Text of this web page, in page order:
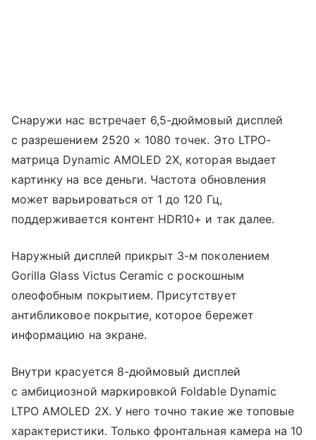
Снаружи нас встречает 6,5-дюймовый дисплей
с разрешением 2520 × 1080 точек. Это LTPO-
матрица Dynamic AMOLED 2X, которая выдает
картинку на все деньги. Частота обновления
может варьироваться от 1 до 120 Гц,
поддерживается контент HDR10+ и так далее.
Наружный дисплей прикрыт 3-м поколением
Gorilla Glass Victus Ceramic с роскошным
олеофобным покрытием. Присутствует
антибликовое покрытие, которое бережет
информацию на экране.
Внутри красуется 8-дюймовый дисплей
с амбициозной маркировкой Foldable Dynamic
LTPO AMOLED 2X. У него точно такие же топовые
характеристики. Только фронтальная камера на 10